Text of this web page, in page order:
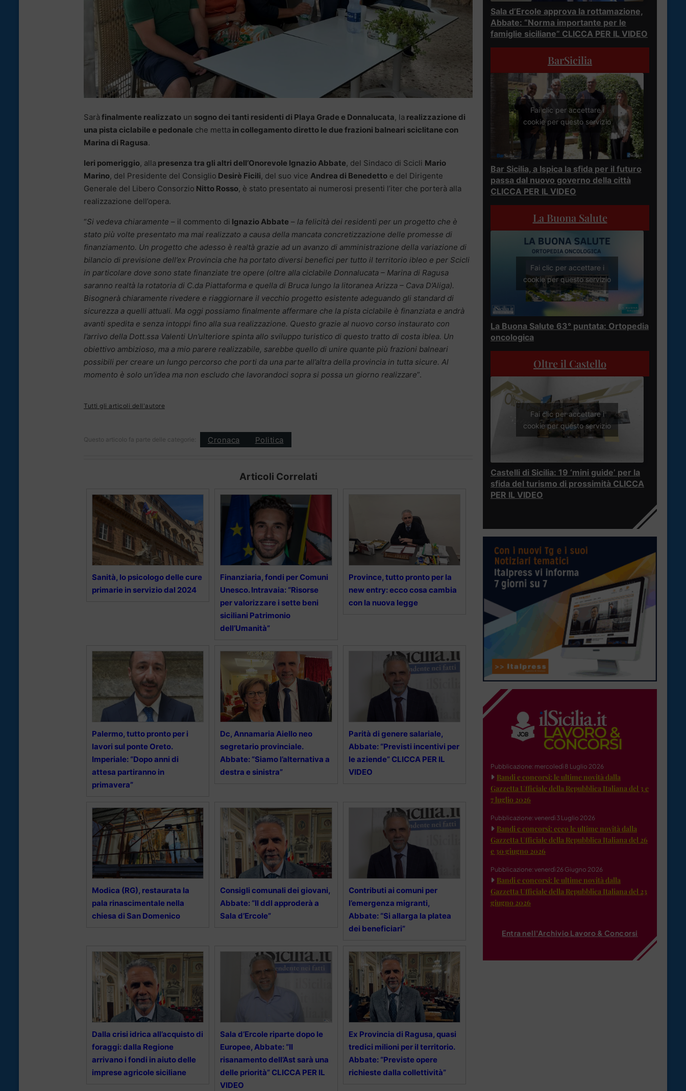
Sarà finalmente realizzato un sogno dei tanti residenti di Playa Grade e Donnalucata, la realizzazione di
una pista ciclabile e pedonale che metta in collegamento diretto le due frazioni balneari sciclitane con
Marina di Ragusa.
Ieri pomeriggio, alla presenza tra gli altri dell’Onorevole Ignazio Abbate, del Sindaco di Scicli Mario
Marino, del Presidente del Consiglio Desirè Ficili, del suo vice Andrea di Benedetto e del Dirigente
Generale del Libero Consorzio Nitto Rosso, è stato presentato ai numerosi presenti l’iter che porterà alla
realizzazione dell’opera.
“Si vedeva chiaramente – il commento di Ignazio Abbate – la felicità dei residenti per un progetto che è
stato più volte presentato ma mai realizzato a causa della mancata concretizzazione delle promesse di
finanziamento. Un progetto che adesso è realtà grazie ad un avanzo di amministrazione della variazione di
bilancio di previsione dell’ex Provincia che ha portato diversi benefici per tutto il territorio ibleo e per Scicli
in particolare dove sono state finanziate tre opere (oltre alla ciclabile Donnalucata – Marina di Ragusa
saranno realtà la rotatoria di C.da Piattaforma e quella di Bruca lungo la litoranea Arizza – Cava D’Aliga).
Bisognerà chiaramente rivedere e riaggiornare il vecchio progetto esistente adeguando gli standard di
sicurezza a quelli attuali. Ma oggi possiamo finalmente affermare che la pista ciclabile è finanziata e andrà
avanti spedita e senza intoppi fino alla sua realizzazione. Questo grazie al nuovo corso instaurato con
l’arrivo della Dott.ssa Valenti Un’ulteriore spinta allo sviluppo turistico di questo tratto di costa iblea. Un
obiettivo ambizioso, ma a mio parere realizzabile, sarebbe quello di unire quante più frazioni balneari
possibili per creare un lungo percorso che porti da una parte all’altra della provincia in tutta sicure. Al
momento è solo un’idea ma non escludo che lavorandoci sopra si possa un giorno realizzare”.
Tutti gli articoli dell'autore
Questo articolo fa parte delle categorie: Cronaca Politica
Articoli Correlati
Sanità, lo psicologo delle cure
primarie in servizio dal 2024
Finanziaria, fondi per Comuni
Unesco. Intravaia: “Risorse
per valorizzare i sette beni
siciliani Patrimonio
dell’Umanità”
Province, tutto pronto per la
new entry: ecco cosa cambia
con la nuova legge
Palermo, tutto pronto per i
lavori sul ponte Oreto.
Imperiale: “Dopo anni di
attesa partiranno in
primavera”
Dc, Annamaria Aiello neo
segretario provinciale.
Abbate: “Siamo l’alternativa a
destra e sinistra”
Parità di genere salariale,
Abbate: “Previsti incentivi per
le aziende” CLICCA PER IL
VIDEO
Modica (RG), restaurata la
pala rinascimentale nella
chiesa di San Domenico
Consigli comunali dei giovani,
Abbate: “Il ddl approderà a
Sala d’Ercole”
Contributi ai comuni per
l’emergenza migranti,
Abbate: “Si allarga la platea
dei beneficiari”
Dalla crisi idrica all’acquisto di
foraggi: dalla Regione
arrivano i fondi in aiuto delle
imprese agricole siciliane
Sala d’Ercole riparte dopo le
Europee, Abbate: “Il
risanamento dell’Ast sarà una
delle priorità” CLICCA PER IL
VIDEO
Ex Provincia di Ragusa, quasi
tredici milioni per il territorio.
Abbate: “Previste opere
richieste dalla collettività”
Sala d’Ercole approva la rottamazione,
Abbate: “Norma importante per le
famiglie siciliane” CLICCA PER IL VIDEO
BarSicilia
Fai clic per accettare i
cookie per questo servizio
Bar Sicilia, a Ispica la sfida per il futuro
passa dal nuovo governo della città
CLICCA PER IL VIDEO
La Buona Salute
Fai clic per accettare i
cookie per questo servizio
La Buona Salute 63° puntata: Ortopedia
oncologica
Oltre il Castello
Fai clic per accettare i
cookie per questo servizio
Castelli di Sicilia: 19 ‘mini guide’ per la
sfida del turismo di prossimità CLICCA
PER IL VIDEO
Pubblicazione: mercoledì 8 Luglio 2026
Bandi e concorsi: le ultime novità dalla
Gazzetta Ufficiale della Repubblica Italiana del 3 e
7 luglio 2026
Pubblicazione: venerdì 3 Luglio 2026
Bandi e concorsi: ecco le ultime novità dalla
Gazzetta Ufficiale della Repubblica Italiana del 26
e 30 giugno 2026
Pubblicazione: venerdì 26 Giugno 2026
Bandi e concorsi: le ultime novità dalla
Gazzetta Ufficiale della Repubblica Italiana del 23
giugno 2026
Entra nell'Archivio Lavoro & Concorsi